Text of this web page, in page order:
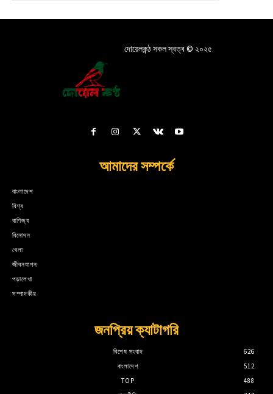
দোয়েলকন্ঠ সকল স্বত্ব © ২০২৫
আমাদের সম্পর্কে
বাংলাদেশ
বিশ্ব
বাণিজ্য
বিনোদন
খেলা
জীবনযাপন
পড়ালেখা
সম্পাদকীয়
জনপ্রিয় ক্যাটাগরি
বিশেষ সংবাদ
626
বাংলাদেশ
512
TOP
488